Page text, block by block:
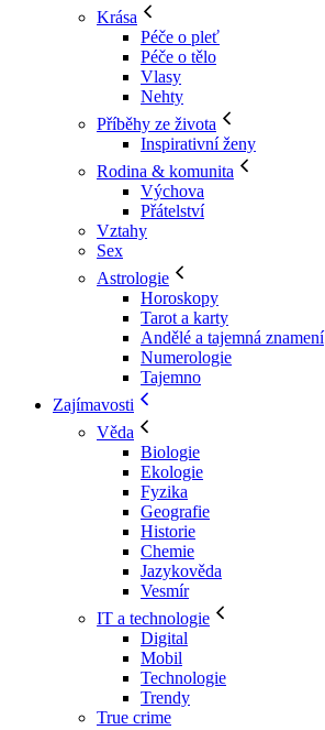
Krása
Péče o pleť
Péče o tělo
Vlasy
Nehty
Příběhy ze života
Inspirativní ženy
Rodina & komunita
Výchova
Přátelství
Vztahy
Sex
Astrologie
Horoskopy
Tarot a karty
Andělé a tajemná znamení
Numerologie
Tajemno
Zajímavosti
Věda
Biologie
Ekologie
Fyzika
Geografie
Historie
Chemie
Jazykověda
Vesmír
IT a technologie
Digital
Mobil
Technologie
Trendy
True crime